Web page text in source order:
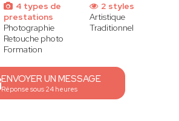
4 types de
prestations
Photographie
Retouche photo
Formation
2 styles
Artistique
Traditionnel
ENVOYER UN MESSAGE
Réponse sous 24 heures